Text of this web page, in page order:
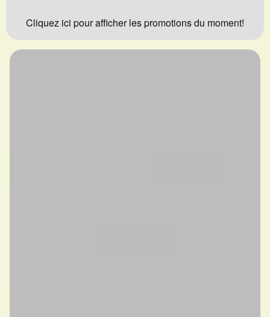
Cliquez ici pour afficher les promotions du moment!